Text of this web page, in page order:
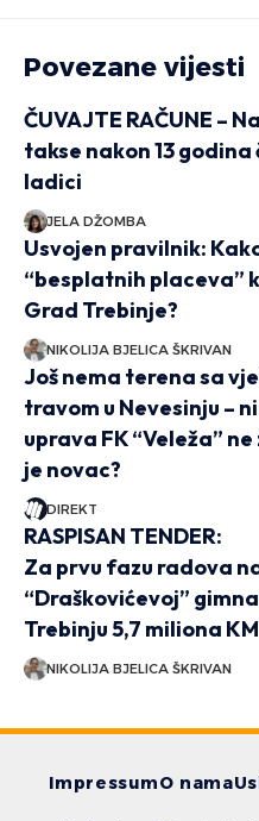
Povezane vijesti
ČUVAJTE RAČUNE –
takse nakon 13 godina
ladici
JELA DŽOMBA
Usvojen pravilnik:
“besplatnih placeva”
Grad Trebinje?
NIKOLIJA BJELICA ŠKRIVAN
Još nema terena sa
travom u Nevesinju –
uprava FK “Veleža”
je novac?
DIREKT
RASPISAN TENDER:
Za prvu fazu radova
“Draškovićevoj”
Trebinju 5,7 miliona KM
NIKOLIJA BJELICA ŠKRIVAN
ImpressumO nama